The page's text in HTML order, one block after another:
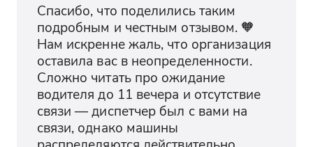
Спасибо, что поделились таким
подробным и честным отзывом. 🧡
Нам искренне жаль, что организация
оставила вас в неопределенности.
Сложно читать про ожидание
водителя до 11 вечера и отсутствие
связи — диспетчер был с вами на
связи, однако машины